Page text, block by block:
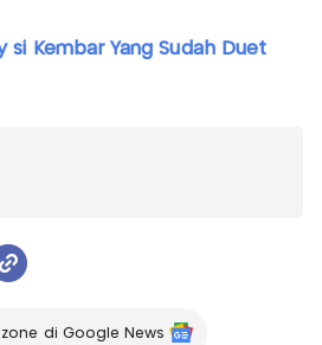
si Kembar Yang Sudah Duet
di Google News